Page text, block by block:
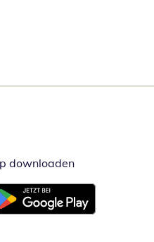
downloadenÖffnet in
in neuem Fenster